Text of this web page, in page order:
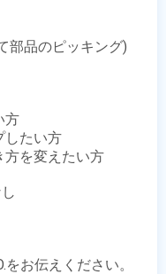
部品のピッキング)
方
したい方
方を変えたい方
お伝えください。